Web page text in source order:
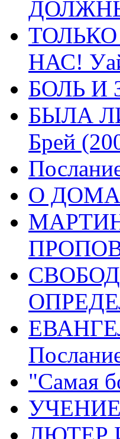
НАС!
БОЛЬ И
БЫЛА
Брей
О
"Самая